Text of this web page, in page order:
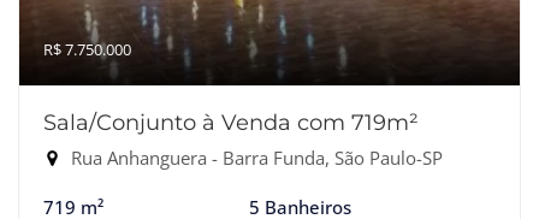
R$ 7.750.000
Sala/Conjunto à Venda com 719m²
Rua Anhanguera - Barra Funda, São Paulo-SP
719 m² 5 Banheiros